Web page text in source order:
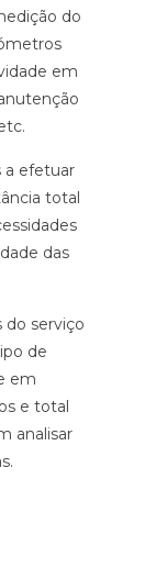
do
em
a efetuar
total
das
do serviço
de
em
e total
analisar